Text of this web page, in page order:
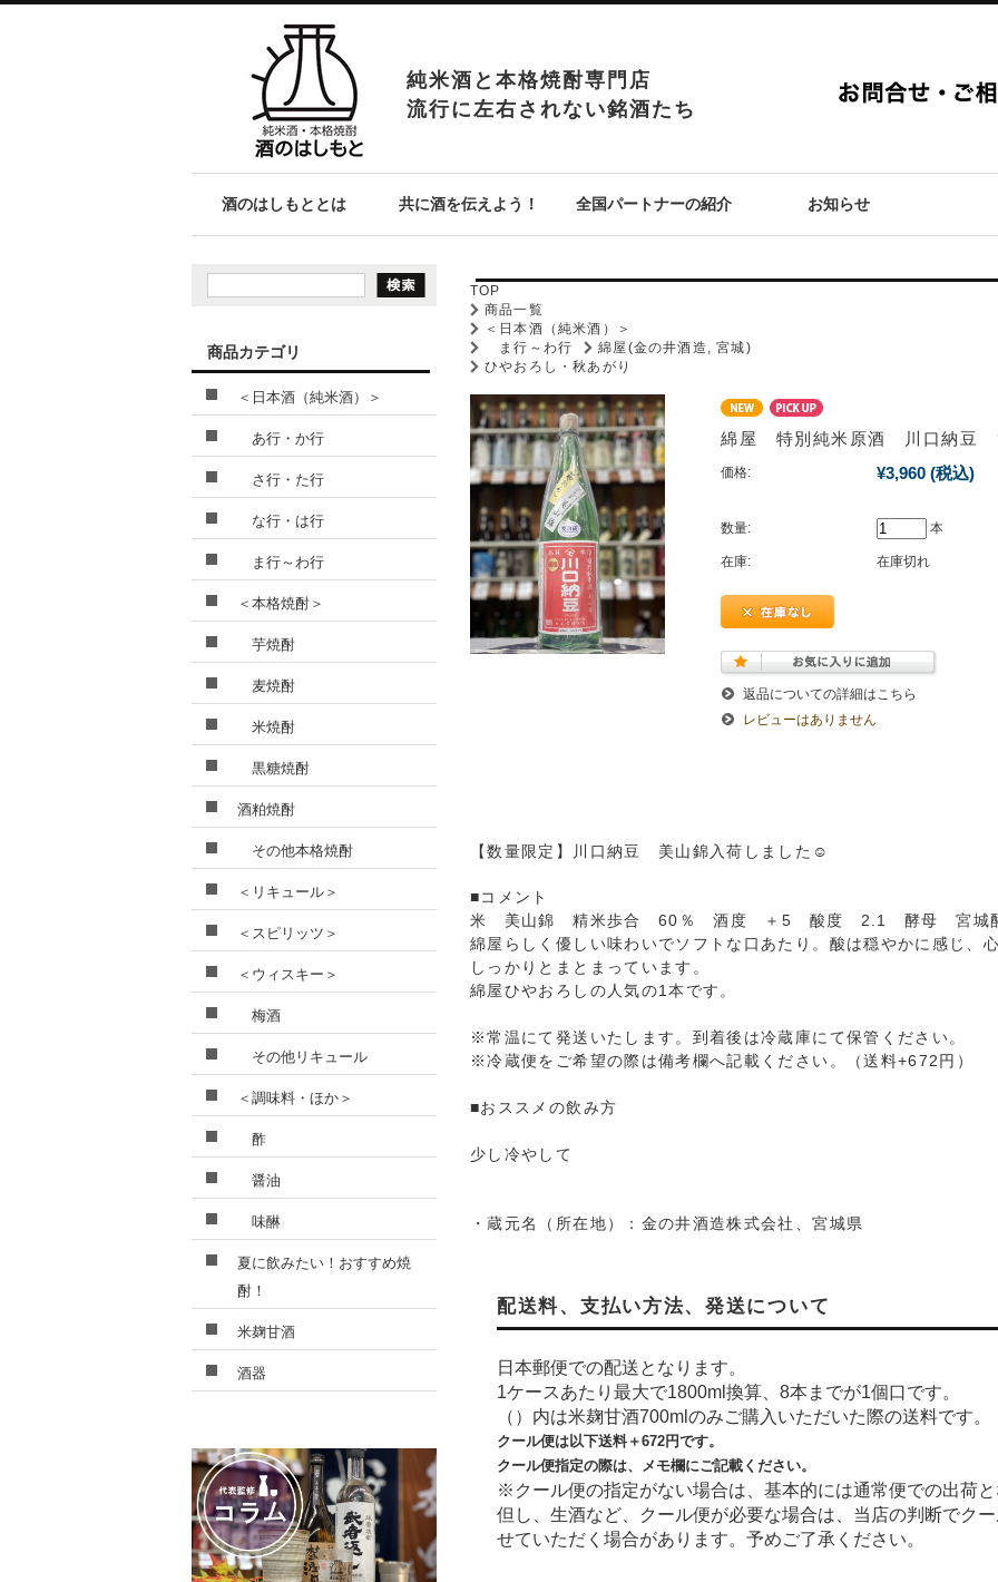
純米酒と本格焼酎専門店
流行に左右されない銘酒たち
酒のはしもととは 共に酒を伝えよう！ 全国パートナーの紹介 お知らせ
TOP
商品一覧
＜日本酒（純米酒）＞
ま行～わ行
綿屋(金の井酒造, 宮城)
ひやおろし・秋あがり
綿屋 特別純米原酒 川口納豆
価格: ¥3,960 (税込)
数量: 本
在庫: 在庫切れ
返品についての詳細はこちら
レビューはありません
【数量限定】川口納豆 美山錦入荷しました☺
■コメント
米 美山錦 精米歩合 60％ 酒度 ＋5 酸度 2.1 酵母 宮城
綿屋らしく優しい味わいでソフトな口あたり。酸は穏やかに感じ、
しっかりとまとまっています。
綿屋ひやおろしの人気の1本です。
※常温にて発送いたします。到着後は冷蔵庫にて保管ください。
※冷蔵便をご希望の際は備考欄へ記載ください。（送料+672円）
■おススメの飲み方
少し冷やして
・蔵元名（所在地）：金の井酒造株式会社、宮城県
配送料、支払い方法、発送について
日本郵便での配送となります。
1ケースあたり最大で1800ml換算、8本までが1個口です。
（）内は米麹甘酒700mlのみご購入いただいた際の送料です。
クール便は以下送料＋672円です。
クール便指定の際は、メモ欄にご記載ください。
※クール便の指定がない場合は、基本的には通常便での出荷と
但し、生酒など、クール便が必要な場合は、当店の判断でク
せていただく場合があります。予めご了承ください。
商品カテゴリ
＜日本酒（純米酒）＞
あ行・か行
さ行・た行
な行・は行
ま行～わ行
＜本格焼酎＞
芋焼酎
麦焼酎
米焼酎
黒糖焼酎
酒粕焼酎
その他本格焼酎
＜リキュール＞
＜スピリッツ＞
＜ウィスキー＞
梅酒
その他リキュール
＜調味料・ほか＞
酢
醤油
味醂
夏に飲みたい！おすすめ焼
酎！
米麹甘酒
酒器